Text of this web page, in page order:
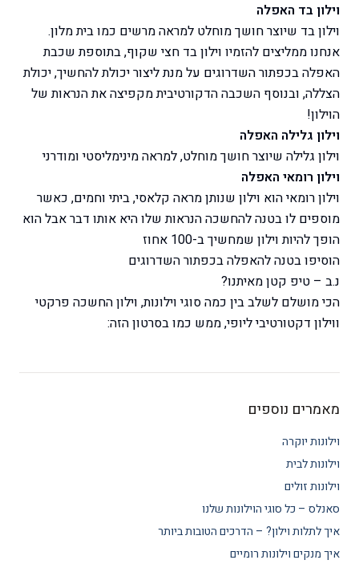
וילון בד האפלה
וילון בד שיוצר חושך מוחלט למראה מרשים כמו בית מלון.
אנחנו ממליצים להזמיו וילון בד חצי שקוף, בתוספת שכבת
האפלה בכפתור השדרוגים על מנת ליצור יכולת להחשיך, יכולת
הצללה, ובנוסף השכבה הדקורטיבית מקפיצה את הנראות של
הוילון!
וילון גלילה האפלה
וילון גלילה שיוצר חושך מוחלט, למראה מינימליסטי ומודרני
וילון רומאי האפלה
וילון רומאי הוא וילון שנותן מראה קלאסי, ביתי וחמים, כאשר
מוספים לו בטנה להחשכה הנראות שלו היא אותו דבר אבל הוא
הופך להיות וילון שמחשיך ב-100 אחוז
הוסיפו בטנה להאפלה בכפתור השדרוגים
נ.ב – טיפ קטן מאיתנו?
הכי מושלם לשלב בין כמה סוגי וילונות, וילון החשכה פרקטי
ווילון דקטורטיבי ליופי, ממש כמו בסרטון הזה:
מאמרים נוספים
וילונות יוקרה
וילונות לבית
וילונות זולים
סאנלס – כל סוגי הוילונות שלנו
איך לתלות וילון? – הדרכים הטובות ביותר
איך מנקים וילונות רומיים